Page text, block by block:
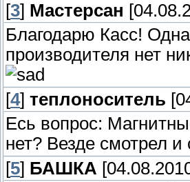
[3] Мастерсан
Благодарю Касс!
производителя нет
[4] теплоноситель
Есь вопрос:
нет? Везде смотрел
[5] БАШКА